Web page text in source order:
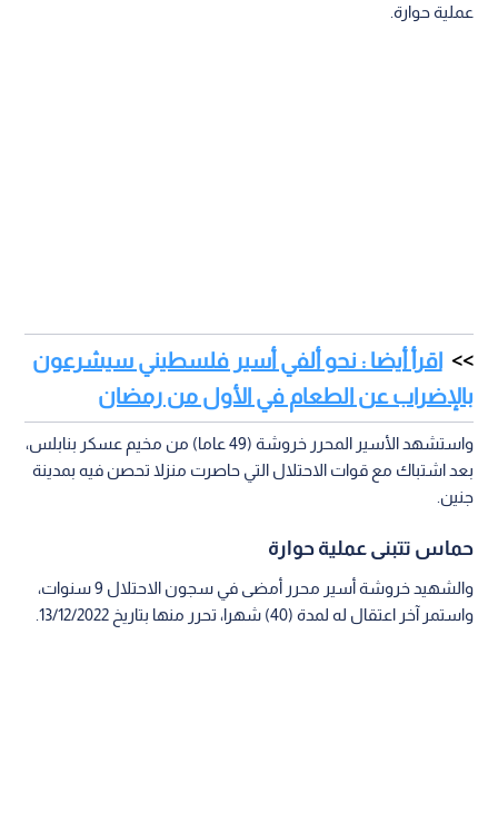
عملية حوارة.
اقرأ أيضا : نحو ألفي أسير فلسطيني سيشرعون
بالإضراب عن الطعام في الأول من رمضان
واستشهد الأسير المحرر خروشة (49 عاما) من مخيم عسكر بنابلس،
بعد اشتباك مع قوات الاحتلال التي حاصرت منزلا تحصن فيه بمدينة
جنين.
حماس تتبنى عملية حوارة
والشهيد خروشة أسير محرر أمضى في سجون الاحتلال 9 سنوات،
واستمر آخر اعتقال له لمدة (40) شهرا، تحرر منها بتاريخ 13/12/2022.